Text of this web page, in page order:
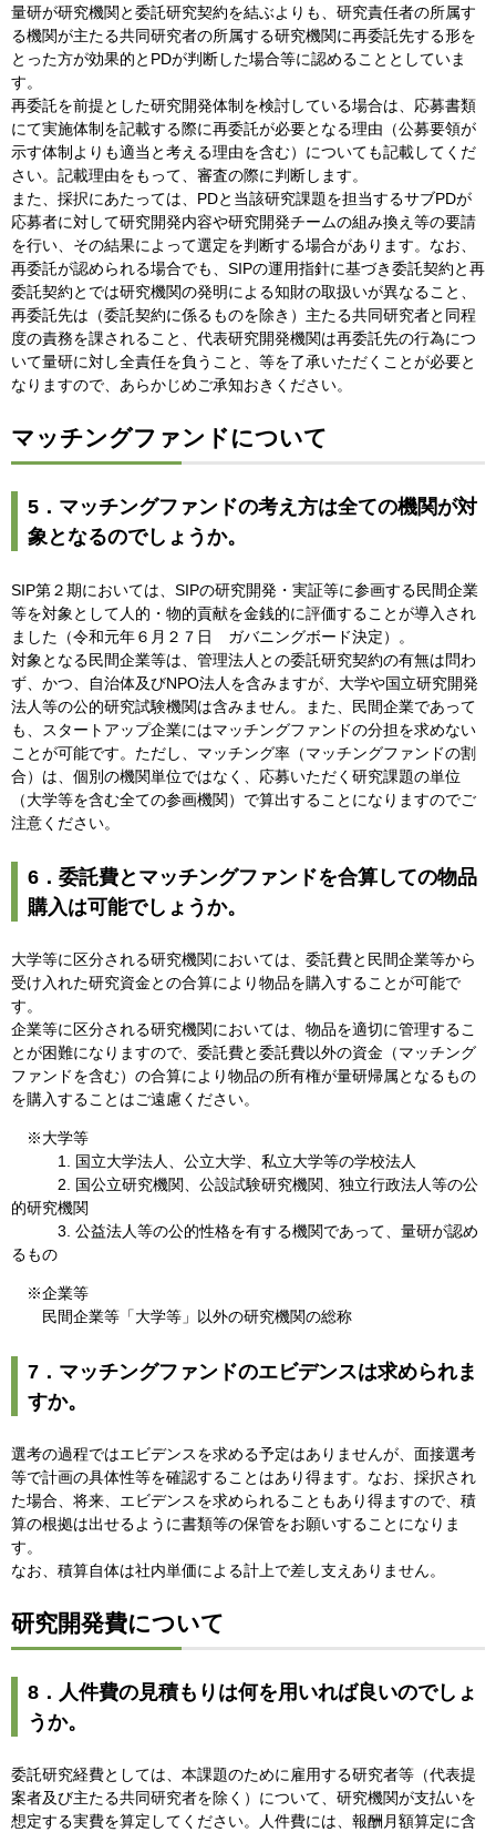
量研が研究機関と委託研究契約を結ぶよりも、研究責任者の所属す
る機関が主たる共同研究者の所属する研究機関に再委託先する形を
とった方が効果的とPDが判断した場合等に認めることとしていま
す。
再委託を前提とした研究開発体制を検討している場合は、応募書類
にて実施体制を記載する際に再委託が必要となる理由（公募要領が
示す体制よりも適当と考える理由を含む）についても記載してくだ
さい。記載理由をもって、審査の際に判断します。
また、採択にあたっては、PDと当該研究課題を担当するサブPDが
応募者に対して研究開発内容や研究開発チームの組み換え等の要請
を行い、その結果によって選定を判断する場合があります。なお、
再委託が認められる場合でも、SIPの運用指針に基づき委託契約と再
委託契約とでは研究機関の発明による知財の取扱いが異なること、
再委託先は（委託契約に係るものを除き）主たる共同研究者と同程
度の責務を課されること、代表研究開発機関は再委託先の行為につ
いて量研に対し全責任を負うこと、等を了承いただくことが必要と
なりますので、あらかじめご承知おきください。
マッチングファンドについて
5．マッチングファンドの考え方は全ての機関が対
象となるのでしょうか。
SIP第２期においては、SIPの研究開発・実証等に参画する民間企業
等を対象として人的・物的貢献を金銭的に評価することが導入され
ました（令和元年６月２７日 ガバニングボード決定）。
対象となる民間企業等は、管理法人との委託研究契約の有無は問わ
ず、かつ、自治体及びNPO法人を含みますが、大学や国立研究開発
法人等の公的研究試験機関は含みません。また、民間企業であって
も、スタートアップ企業にはマッチングファンドの分担を求めない
ことが可能です。ただし、マッチング率（マッチングファンドの割
合）は、個別の機関単位ではなく、応募いただく研究課題の単位
（大学等を含む全ての参画機関）で算出することになりますのでご
注意ください。
6．委託費とマッチングファンドを合算しての物品
購入は可能でしょうか。
大学等に区分される研究機関においては、委託費と民間企業等から
受け入れた研究資金との合算により物品を購入することが可能で
す。
企業等に区分される研究機関においては、物品を適切に管理するこ
とが困難になりますので、委託費と委託費以外の資金（マッチング
ファンドを含む）の合算により物品の所有権が量研帰属となるもの
を購入することはご遠慮ください。
※大学等
1. 国立大学法人、公立大学、私立大学等の学校法人
2. 国公立研究機関、公設試験研究機関、独立行政法人等の公
的研究機関
3. 公益法人等の公的性格を有する機関であって、量研が認め
るもの
※企業等
民間企業等「大学等」以外の研究機関の総称
7．マッチングファンドのエビデンスは求められま
すか。
選考の過程ではエビデンスを求める予定はありませんが、面接選考
等で計画の具体性等を確認することはあり得ます。なお、採択され
た場合、将来、エビデンスを求められることもあり得ますので、積
算の根拠は出せるように書類等の保管をお願いすることになりま
す。
なお、積算自体は社内単価による計上で差し支えありません。
研究開発費について
8．人件費の見積もりは何を用いれば良いのでしょ
うか。
委託研究経費としては、本課題のために雇用する研究者等（代表提
案者及び主たる共同研究者を除く）について、研究機関が支払いを
想定する実費を算定してください。人件費には、報酬月額算定に含